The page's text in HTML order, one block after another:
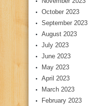
October 2023
September 2023
August 2023
July 2023
June 2023
May 2023
April 2023
March 2023
February 2023